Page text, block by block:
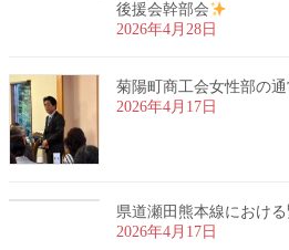
後援会幹部会
2026年4月28日
菊陽町商工会女性部の
2026年4月17日
県道瀬田熊本線におけ
2026年4月17日